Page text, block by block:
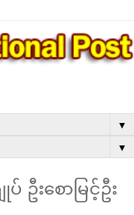
▼
▼
ဦးစောမြင့်ဦး